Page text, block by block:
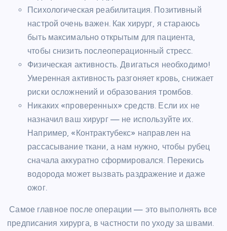
Психологическая реабилитация. Позитивный
настрой очень важен. Как хирург, я стараюсь
быть максимально открытым для пациента,
чтобы снизить послеоперационный стресс.
Физическая активность. Двигаться необходимо!
Умеренная активность разгоняет кровь, снижает
риски осложнений и образования тромбов.
Никаких «проверенных» средств. Если их не
назначил ваш хирург — не используйте их.
Например, «Контрактубекс» направлен на
рассасывание ткани, а нам нужно, чтобы рубец
сначала аккуратно сформировался. Перекись
водорода может вызвать раздражение и даже
ожог.
Самое главное после операции — это выполнять все
предписания хирурга, в частности по уходу за швами.